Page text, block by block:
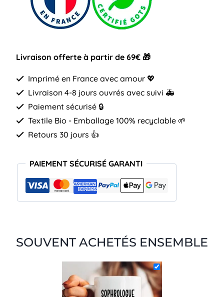
cœur
femme
Livraison offerte à partir de 69€ 🎁
Imprimé en France avec amour 💖
Livraison 4-8 jours ouvrés avec suivi 🚑
Paiement sécurisé 🔒
Textile Bio - Emballage 100% recyclable 🌱
Retours 30 jours 👍
PAIEMENT SÉCURISÉ GARANTI
SOUVENT ACHETÉS ENSEMBLE